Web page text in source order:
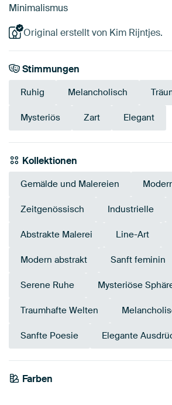
Minimalismus
Original erstellt von Kim Rijntjes.
Stimmungen
Ruhig Melancholisch
Mysteriös Zart Elegant
Kollektionen
Gemälde und Malereien
Zeitgenössisch Industrielle
Abstrakte Malerei Line-Art
Modern abstrakt Sanft feminin
Serene Ruhe Mysteriöse
Traumhafte Welten
Sanfte Poesie Elegante
Farben
Grau